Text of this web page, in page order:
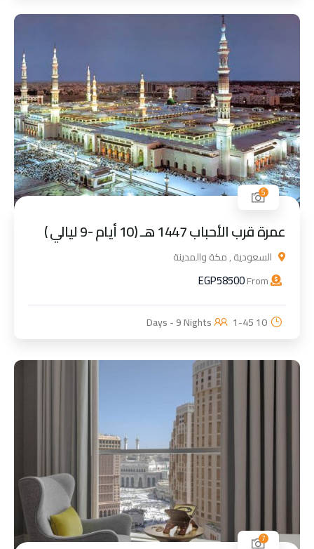
5
عمرة قرب الأحباب 1447 هـ (10 أيام -9 ليالي )
السعودية , مكة والمدينة
EGP58500
10 Days - 9 Nights
1-45
7